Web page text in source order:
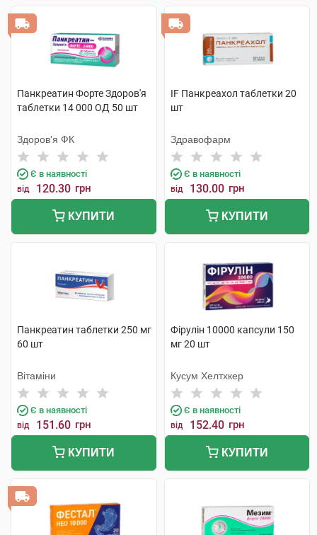
Панкреатин Форте Здоров'я
таблетки 14 000 ОД 50 шт
Здоров'я ФК
Є в наявності
від 120.30 грн
КУПИТИ
IF Панкреахол таблетки 20
шт
Здравофарм
Є в наявності
від 130.00 грн
КУПИТИ
Панкреатин таблетки 250 мг
60 шт
Вітаміни
Є в наявності
від 151.60 грн
КУПИТИ
Фірулін 10000 капсули 150
мг 20 шт
Кусум Хелтхкер
Є в наявності
від 152.40 грн
КУПИТИ